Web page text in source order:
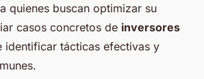
quienes buscan optimizar su
casos concretos de inversores
identificar tácticas efectivas y